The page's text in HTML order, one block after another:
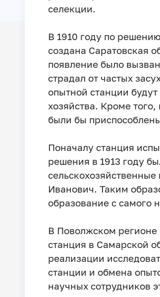
селекции.
В 1910 году по
создана Саратовская
появление было
страдал от частых
опытной станции
хозяйства. Кроме
были бы
Поначалу станция
решения в 1913 году
сельскохозяйственные
Иванович. Таким
образование с самого
В Поволжском регионе
станция в Самарской
реализации
станции и обмена
научных сотрудников